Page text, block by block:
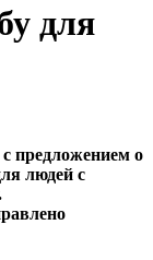
для
предложением о
людей с